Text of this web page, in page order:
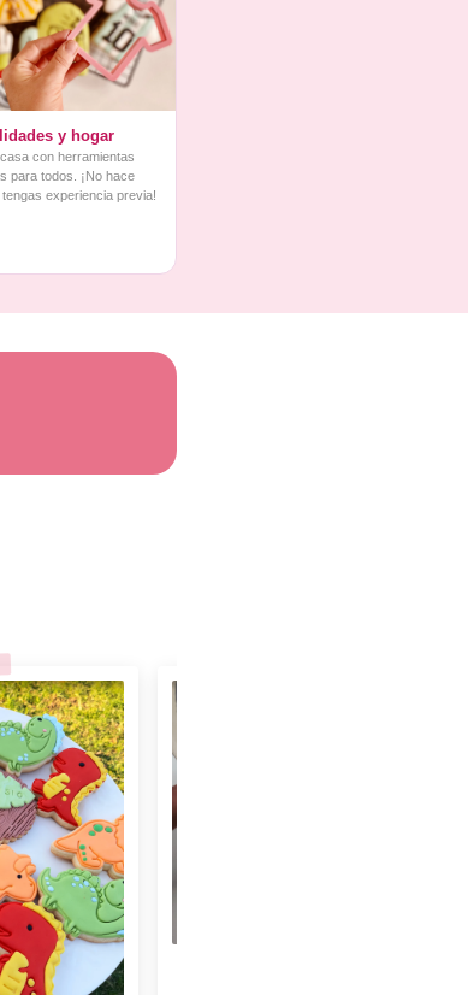
y hogar
con herramientas
para todos. ¡No hace
tengas experiencia previa!